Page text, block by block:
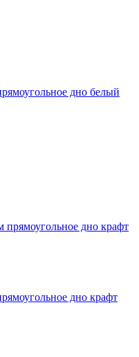
дно белый
дно крафт